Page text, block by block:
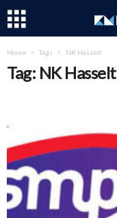
Home Tags NK Hasselt
Tag: NK Hasselt